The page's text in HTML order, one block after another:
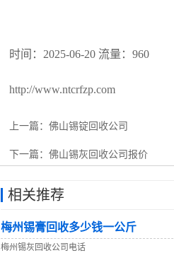
时间：2025-06-20 流量：960
http://www.ntcrfzp.com
上一篇： 佛山锡锭回收公司
下一篇： 佛山锡灰回收公司报价
相关推荐
梅州锡膏回收多少钱一公斤
梅州锡灰回收公司电话